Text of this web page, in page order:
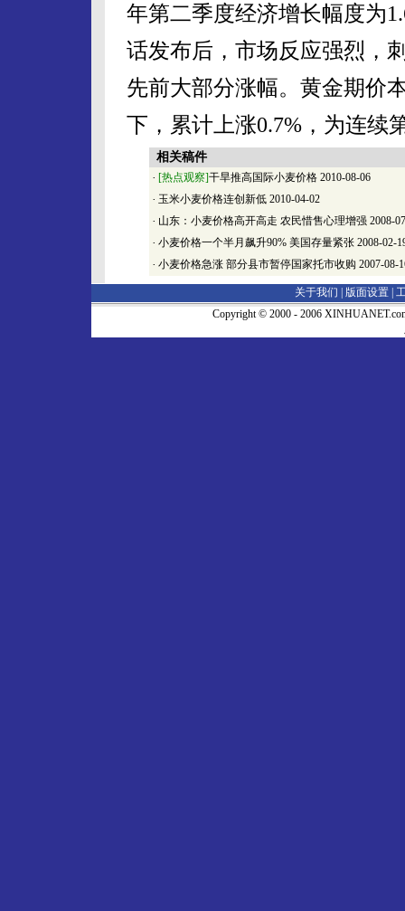
年第二季度经济增长幅度为
话发布后，市场反应强烈，
先前大部分涨幅。黄金期价
下，累计上涨0.7%，为连续
相关稿件
· [热点观察]干旱推高国际小麦价格 2010-08-06
· 玉米小麦价格连创新低 2010-04-02
· 山东：小麦价格高开高走 农民惜售心理增强 2008-
· 小麦价格一个半月飙升90% 美国存量紧张 2008-02-
· 小麦价格急涨 部分县市暂停国家托市收购 2007-08-
关于我们 | 版面设置
Copyright © 2000 - 2006